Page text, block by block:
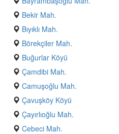
Bekir Mah.
Bıyıklı Mah.
Börekçiler Mah.
Buğurlar Köyü
Çamdibi Mah.
Camuşoğlu Mah.
Çavuşköy Köyü
Çayırlıoğlu Mah.
Cebeci Mah.